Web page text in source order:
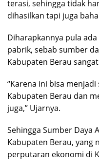
terasi, sehingga tidak
dihasilkan tapi juga
Diharapkannya pula
pabrik, sebab sumber
Kabupaten Berau
“Karena ini bisa
Kabupaten Berau dan
juga,” Ujarnya.
Sehingga Sumber Daya
Kabupaten Berau, yang
perputaran ekonomi di